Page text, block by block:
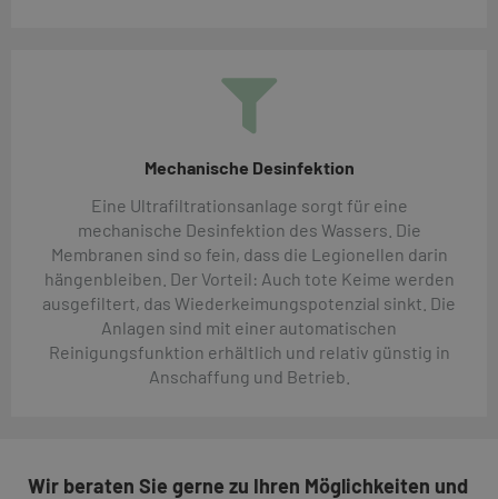
Mechanische Desinfektion
Eine Ultrafiltrationsanlage sorgt für eine
mechanische Desinfektion des Wassers. Die
Membranen sind so fein, dass die Legionellen darin
hängenbleiben. Der Vorteil: Auch tote Keime werden
ausgefiltert, das Wiederkeimungspotenzial sinkt. Die
Anlagen sind mit einer automatischen
Reinigungsfunktion erhältlich und relativ günstig in
Anschaffung und Betrieb.
Wir beraten Sie gerne zu Ihren Möglichkeiten und